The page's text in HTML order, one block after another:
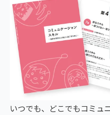
いつでも、どこでもコミュ